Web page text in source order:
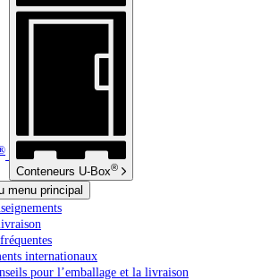
Conteneurs U-Box®
menu principal
internationaux
pour l’emballage et la livraison